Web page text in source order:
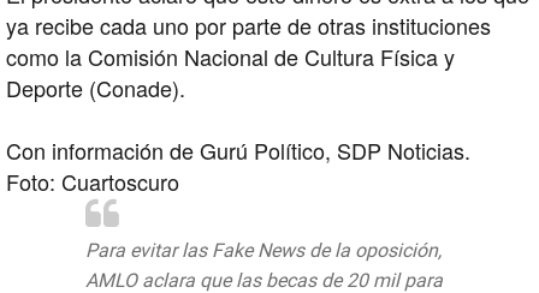
ya recibe cada uno por parte de otras instituciones
como la Comisión Nacional de Cultura Física y
Deporte (Conade).
Con información de Gurú Político, SDP Noticias.
Foto: Cuartoscuro
Para evitar las Fake News de la oposición,
AMLO aclara que las becas de 20 mil para